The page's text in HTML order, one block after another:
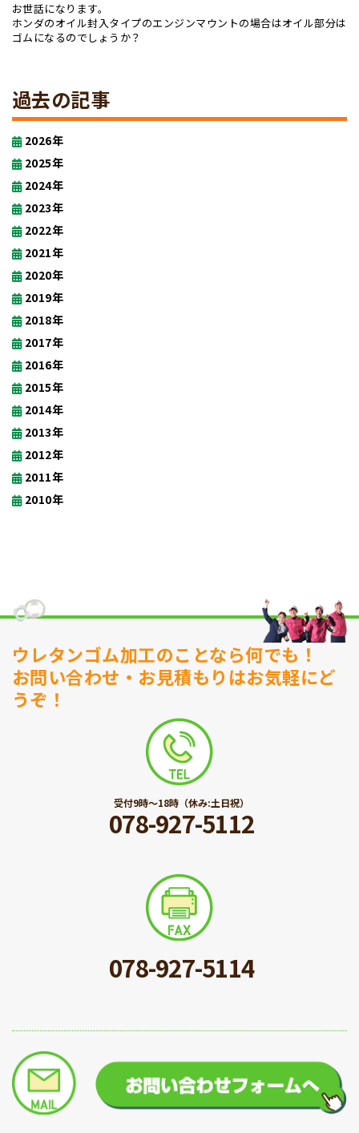
お世話になります。
ホンダのオイル封入タイプのエンジンマウントの場合はオイル部分は
ゴムになるのでしょうか？
過去の記事
2026年
2025年
2024年
2023年
2022年
2021年
2020年
2019年
2018年
2017年
2016年
2015年
2014年
2013年
2012年
2011年
2010年
ウレタンゴム加工のことなら何でも！
お問い合わせ・お見積もりはお気軽にど
うぞ！
受付9時〜18時（休み:土日祝）
078-927-5112
078-927-5114